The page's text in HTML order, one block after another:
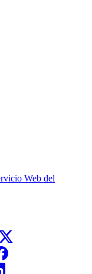
Web del